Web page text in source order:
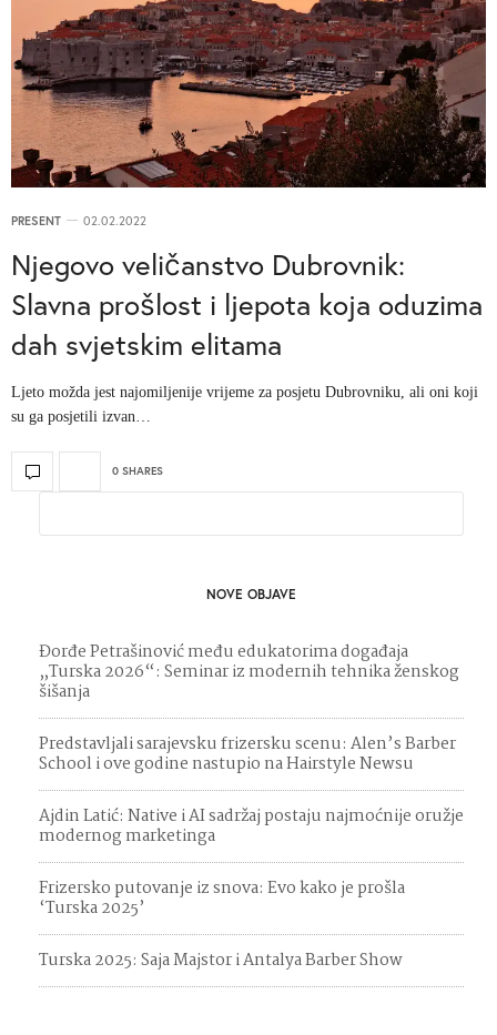
PRESENT 02.02.2022
Njegovo veličanstvo Dubrovnik:
Slavna prošlost i ljepota koja oduzima
dah svjetskim elitama
Ljeto možda jest najomiljenije vrijeme za posjetu Dubrovniku, ali oni koji
su ga posjetili izvan…
0 SHARES
NOVE OBJAVE
Đorđe Petrašinović među edukatorima događaja
„Turska 2026“: Seminar iz modernih tehnika ženskog
šišanja
Predstavljali sarajevsku frizersku scenu: Alen’s Barber
School i ove godine nastupio na Hairstyle Newsu
Ajdin Latić: Native i AI sadržaj postaju najmoćnije oružje
modernog marketinga
Frizersko putovanje iz snova: Evo kako je prošla
‘Turska 2025’
Turska 2025: Saja Majstor i Antalya Barber Show